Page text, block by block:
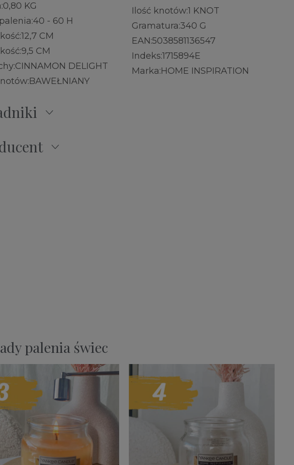
0,80 KG
40 - 60 H
12,7 CM
9,5 CM
CINNAMON DELIGHT
BAWEŁNIANY
Ilość knotów:1 KNOT
Gramatura:340 G
EAN:5038581136547
Indeks:1715894E
Marka:HOME INSPIRATION
palenia świec​